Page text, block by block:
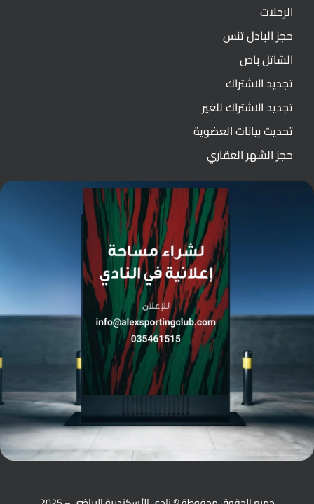
الرحلات
حجز البادل تنس
الشاتل باص
تجديد الاشتراك
تجديد الاشتراك للغير
تحديث بيانات العضوية
حجز الشهر العقاري